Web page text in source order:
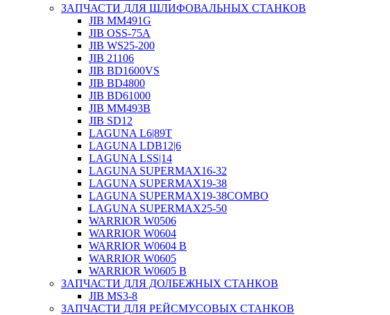
ЗАПЧАСТИ ДЛЯ ШЛИФОВАЛЬНЫХ СТАНКОВ
JIB MM491G
JIB OSS-75A
JIB WS25-200
JIB 21106
JIB BD1600VS
JIB BD4800
JIB BD61000
JIB MM493B
JIB SD12
LAGUNA L6|89T
LAGUNA LDB12|6
LAGUNA LSS|14
LAGUNA SUPERMAX16-32
LAGUNA SUPERMAX19-38
LAGUNA SUPERMAX19-38COMBO
LAGUNA SUPERMAX25-50
WARRIOR W0506
WARRIOR W0604
WARRIOR W0604 B
WARRIOR W0605
WARRIOR W0605 B
ЗАПЧАСТИ ДЛЯ ДОЛБЕЖНЫХ СТАНКОВ
JIB MS3-8
ЗАПЧАСТИ ДЛЯ РЕЙСМУСОВЫХ СТАНКОВ